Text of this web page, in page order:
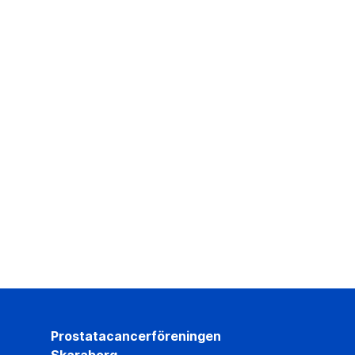
Prostatacancerföreningen